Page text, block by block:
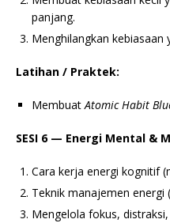
panjang.
Menghilangkan
Latihan / Praktek:
MembuatAtomic Habit
SESI 6 — Energi Mental &
Cara kerja energi kognitif
Teknik manajemen energi
Mengelola fokus,